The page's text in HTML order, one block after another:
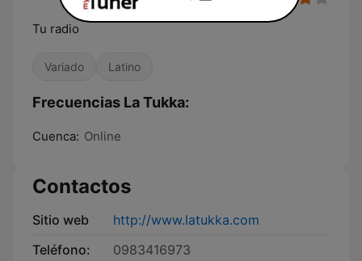
Tu radio
Variado Latino
Frecuencias La Tukka:
Cuenca: Online
Contactos
Sitio web
http://www.latukka.com
Teléfono:
0983416973